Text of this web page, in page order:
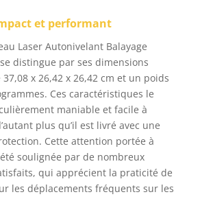
Clôtures
Entrepreneurs
Fondations
est IP54 étanche à
assurant un travail
stable et régulier dans
un environnement
humide ou
poussiéreux. 【
BALAYAGE ROTATIVE À
360 DEGRÉS 】 - Doté
de la fonction de
rotation à 360 degrés,
le niveau laser
extérieur scanne toute
et performant
Laser Autonivelant Balayage
distingue par ses dimensions
x 26,42 x 26,42 cm et un poids
Ces caractéristiques le
maniable et facile à
plus qu’il est livré avec une
Cette attention portée à
été soulignée par de nombreux
qui apprécient la praticité de
les déplacements fréquents sur les